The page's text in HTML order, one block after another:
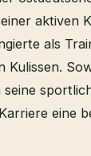
aktiven
als
Kulissen.
eine